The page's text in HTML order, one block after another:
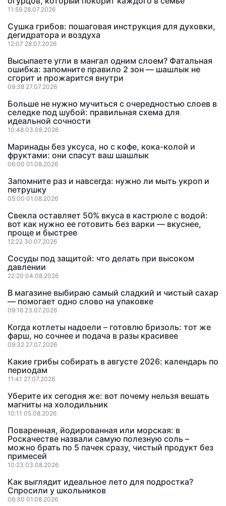
11:59 28.07.2026
Сушка грибов: пошаговая инструкция для духовки,
дегидратора и воздуха
12:07 28.07.2026
Высыпаете угли в мангал одним слоем? Фатальная
ошибка: запомните правило 2 зон — шашлык не
сгорит и прожарится внутри
09:38 27.07.2026
Больше не нужно мучиться с очередностью слоев в
селедке под шубой: правильная схема для
идеальной сочности
10:48 03.08.2026
Маринады без уксуса, но с кофе, кока-колой и
фруктами: они спасут ваш шашлык
06:00 01.08.2026
Запомните раз и навсегда: нужно ли мыть укроп и
петрушку
05:00 01.08.2026
Свекла оставляет 50% вкуса в кастрюле с водой:
вот как нужно ее готовить без варки — вкуснее,
проще и быстрее
12:22 30.07.2026
Сосуды под защитой: что делать при высоком
давлении
22:20 04.08.2026
В магазине выбираю самый сладкий и чистый сахар
— помогает одно слово на упаковке
09:16 23.07.2026
Когда котлеты надоели – готовлю бризоль: тот же
фарш, но сочнее и подача в разы красивее
09:32 27.07.2026
Какие грибы собирать в августе 2026: календарь по
периодам
11:41 27.07.2026
Уберите их сегодня же: вот почему нельзя вешать
магниты на холодильник
10:11 05.08.2026
Поваренная, йодированная или морская: в
Роскачестве назвали самую полезную соль –
можно брать по 5 пачек сразу, чистый продукт без
примесей
10:23 03.08.2026
Как выглядит идеальное лето для подростка?
Спросили у школьников
06:30 01.08.2026